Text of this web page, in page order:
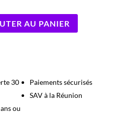
AU PANIER
30
ou
Paiements sécurisés
SAV à la Réunion